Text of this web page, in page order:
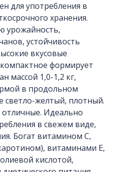
для употребления в
хранения.
урожайность,
устойчивость
вкусовые
компактное формирует
массой 1,0-1,2 кг,
в продольном
светло-желтый, плотный.
отличные. Идеально
в свежем виде,
Богат витамином С,
витаминами Е,
кислотой,